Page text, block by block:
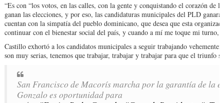
“Es con “los votos, en las calles, con la gente y conquistando el corazón de
ganan las elecciones, y por eso, las candidaturas municipales del PLD
cuentan con la simpatía del pueblo dominicano, que desea que esta
continuar con el bienestar social del país, y cuando a mí me toque mi turno,
Castillo exhortó a los candidatos municipales a seguir trabajando
son muy serias, tenemos que trabajar, trabajar y trabajar para que el triunfo
San Francisco de Macorís marcha por la garantía de la
Gonzalo es oportunidad para